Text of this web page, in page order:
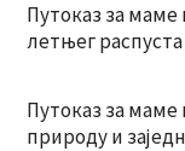
Путоказ за
летњег распуста
Путоказ за маме
природу и